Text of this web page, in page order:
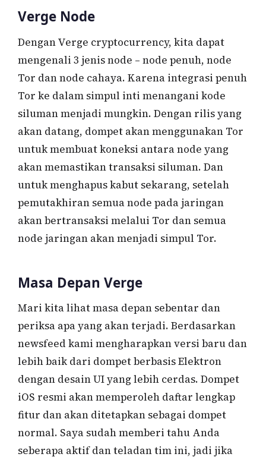
Verge Node
Dengan Verge cryptocurrency, kita dapat
mengenali 3 jenis node – node penuh, node
Tor dan node cahaya. Karena integrasi penuh
Tor ke dalam simpul inti menangani kode
siluman menjadi mungkin. Dengan rilis yang
akan datang, dompet akan menggunakan Tor
untuk membuat koneksi antara node yang
akan memastikan transaksi siluman. Dan
untuk menghapus kabut sekarang, setelah
pemutakhiran semua node pada jaringan
akan bertransaksi melalui Tor dan semua
node jaringan akan menjadi simpul Tor.
Masa Depan Verge
Mari kita lihat masa depan sebentar dan
periksa apa yang akan terjadi. Berdasarkan
newsfeed kami mengharapkan versi baru dan
lebih baik dari dompet berbasis Elektron
dengan desain UI yang lebih cerdas. Dompet
iOS resmi akan memperoleh daftar lengkap
fitur dan akan ditetapkan sebagai dompet
normal. Saya sudah memberi tahu Anda
seberapa aktif dan teladan tim ini, jadi jika